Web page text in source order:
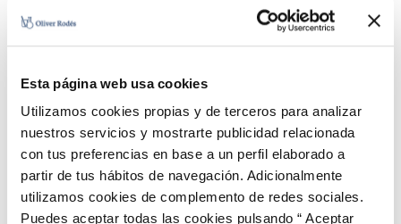
Esta página web usa cookies
Utilizamos cookies propias y de terceros para analizar
nuestros servicios y mostrarte publicidad relacionada
con tus preferencias en base a un perfil elaborado a
partir de tus hábitos de navegación. Adicionalmente
utilizamos cookies de complemento de redes sociales.
Puedes aceptar todas las cookies pulsando “ Aceptar
El Laboratorio Oliver Rodés amplia su
acreditación en la ENAC
Hotel Balneari Vichy Catalan primera
empresa en obtener nuestro sello Oliver
Rodés Stop Covid-19
Jorge Oliver-Rodés en Cuatro TV
Noticia La Vanguardia